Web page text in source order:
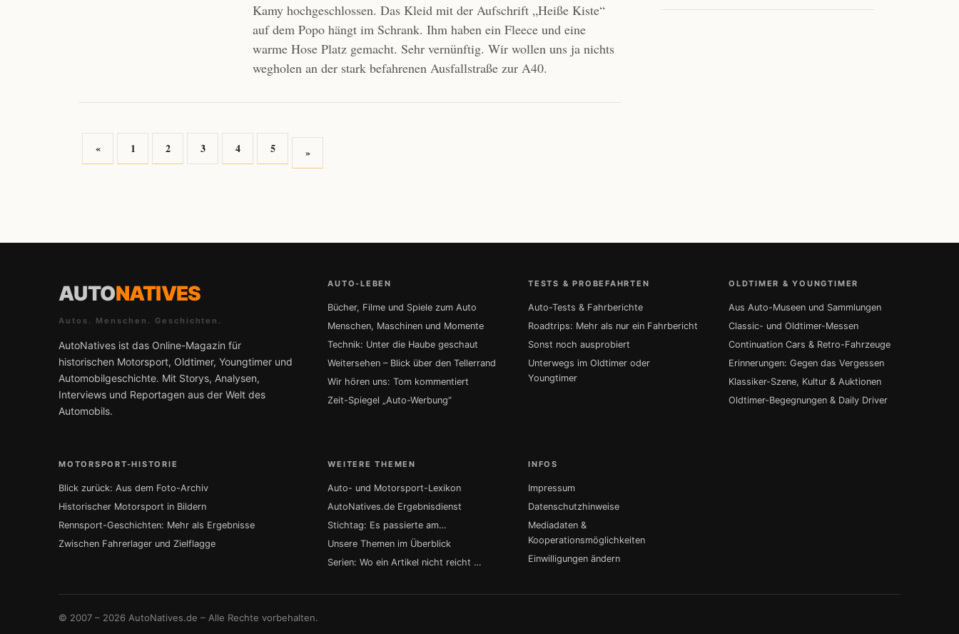
Kamy hochgeschlossen. Das Kleid mit der Aufschrift „Heiße Kiste“
auf dem Popo hängt im Schrank. Ihm haben ein Fleece und eine
warme Hose Platz gemacht. Sehr vernünftig. Wir wollen uns ja nichts
wegholen an der stark befahrenen Ausfallstraße zur A40.
« 1 2 3 4 5 »
AUTONATIVES
Autos. Menschen. Geschichten.
AutoNatives ist das Online-Magazin für
historischen Motorsport, Oldtimer, Youngtimer und
Automobilgeschichte. Mit Storys, Analysen,
Interviews und Reportagen aus der Welt des
Automobils.
AUTO-LEBEN
Bücher, Filme und Spiele zum Auto
Menschen, Maschinen und Momente
Technik: Unter die Haube geschaut
Weitersehen – Blick über den Tellerrand
Wir hören uns: Tom kommentiert
Zeit-Spiegel „Auto-Werbung“
TESTS & PROBEFAHRTEN
Auto-Tests & Fahrberichte
Roadtrips: Mehr als nur ein Fahrbericht
Sonst noch ausprobiert
Unterwegs im Oldtimer oder
Youngtimer
OLDTIMER & YOUNGTIMER
Aus Auto-Museen und Sammlungen
Classic- und Oldtimer-Messen
Continuation Cars & Retro-Fahrzeuge
Erinnerungen: Gegen das Vergessen
Klassiker-Szene, Kultur & Auktionen
Oldtimer-Begegnungen & Daily Driver
MOTORSPORT-HISTORIE
Blick zurück: Aus dem Foto-Archiv
Historischer Motorsport in Bildern
Rennsport-Geschichten: Mehr als Ergebnisse
Zwischen Fahrerlager und Zielflagge
WEITERE THEMEN
Auto- und Motorsport-Lexikon
AutoNatives.de Ergebnisdienst
Stichtag: Es passierte am…
Unsere Themen im Überblick
Serien: Wo ein Artikel nicht reicht …
INFOS
Impressum
Datenschutzhinweise
Mediadaten &
Kooperationsmöglichkeiten
Einwilligungen ändern
© 2007 – 2026 AutoNatives.de – Alle Rechte vorbehalten.